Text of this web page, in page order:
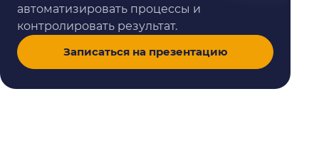
автоматизировать процессы и
контролировать результат.
Записаться на презентацию